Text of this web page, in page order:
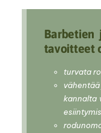
Barbetien
tavoitteet
turvata
kannalta